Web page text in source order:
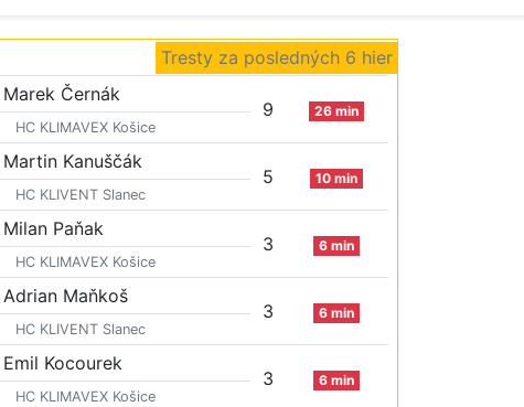
Tresty za posledných 6 hier
Marek Černák
9
26 min
HC KLIMAVEX Košice
Martin Kanuščák
5
10 min
HC KLIVENT Slanec
Milan Paňak
3
6 min
HC KLIMAVEX Košice
Adrian Maňkoš
3
6 min
HC KLIVENT Slanec
Emil Kocourek
3
6 min
HC KLIMAVEX Košice